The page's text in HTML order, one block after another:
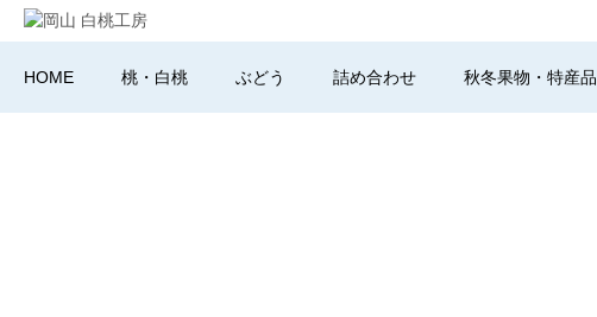
HOME 桃・白桃 ぶどう 詰め合わせ 秋冬果物・特産品